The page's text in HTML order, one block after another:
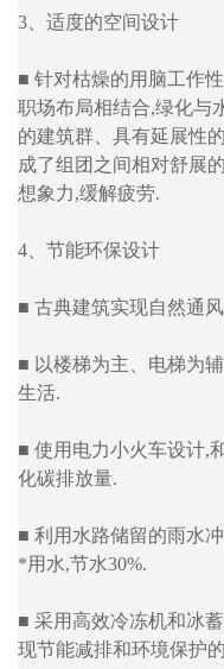
3、适度的空间设计
■ 针对枯燥的用脑工作
职场布局相结合,绿化与
的建筑群、具有延展性
成了组团之间相对舒展
想象力,缓解疲劳.
4、节能环保设计
■ 古典建筑实现自然通
■ 以楼梯为主、电梯
生活.
■ 使用电力小火车设计,
化碳排放量.
■ 利用水路储留的雨水
*用水,节水30%.
■ 采用高效冷冻机和冰
现节能减排和环境保护